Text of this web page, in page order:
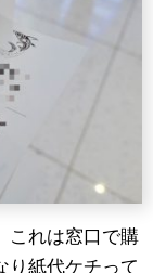
これは窓口で購
り紙代ケチって